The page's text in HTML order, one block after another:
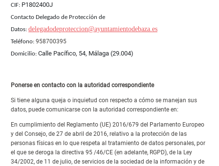
CIF: P1802400J
Contacto Delegado de Protección de
Datos: delegadodeproteccion@ayuntamientodebaza.es
Teléfono: 958700395
Domicilio: Calle Pacífico, 54, Málaga (29.004)
Ponerse en contacto con la autoridad correspondiente
Si tiene alguna queja o inquietud con respecto a cómo se manejan sus
datos, puede comunicarse con la autoridad correspondiente en:
En cumplimiento del Reglamento (UE) 2016/679 del Parlamento Europeo
y del Consejo, de 27 de abril de 2016, relativo a la protección de las
personas físicas en lo que respeta al tratamiento de datos personales, por
el que se deroga la directiva 95 /46/CE (en adelante, RGPD), de la Ley
34/2002, de 11 de julio, de servicios de la sociedad de la información y de